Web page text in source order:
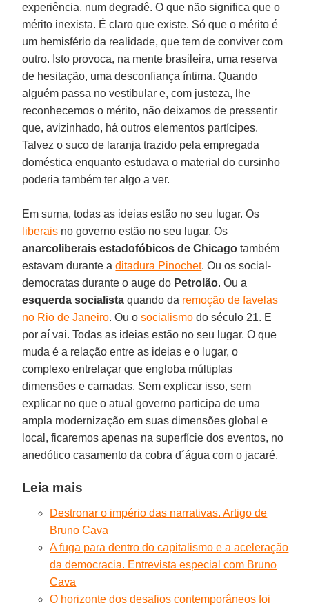
experiência, num degradê. O que não significa que o
mérito inexista. É claro que existe. Só que o mérito é
um hemisfério da realidade, que tem de conviver com
outro. Isto provoca, na mente brasileira, uma reserva
de hesitação, uma desconfiança íntima. Quando
alguém passa no vestibular e, com justeza, lhe
reconhecemos o mérito, não deixamos de pressentir
que, avizinhado, há outros elementos partícipes.
Talvez o suco de laranja trazido pela empregada
doméstica enquanto estudava o material do cursinho
poderia também ter algo a ver.
Em suma, todas as ideias estão no seu lugar. Os
liberais no governo estão no seu lugar. Os
anarcoliberais estadofóbicos de Chicago também
estavam durante aditadura Pinochet. Ou os social-
democratas durante o auge do Petrolão. Ou a
esquerda socialista quando da remoção de favelas
no Rio de Janeiro. Ou osocialismo do século 21. E
por aí vai. Todas as ideias estão no seu lugar. O que
muda é a relação entre as ideias e o lugar, o
complexo entrelaçar que engloba múltiplas
dimensões e camadas. Sem explicar isso, sem
explicar no que o atual governo participa de uma
ampla modernização em suas dimensões global e
local, ficaremos apenas na superfície dos eventos, no
anedótico casamento da cobra d´água com o jacaré.
Leia mais
Destronar o império das narrativas. Artigo de
Bruno Cava
A fuga para dentro do capitalismo e a aceleração
da democracia. Entrevista especial com Bruno
Cava
O horizonte dos desafios contemporâneos foi